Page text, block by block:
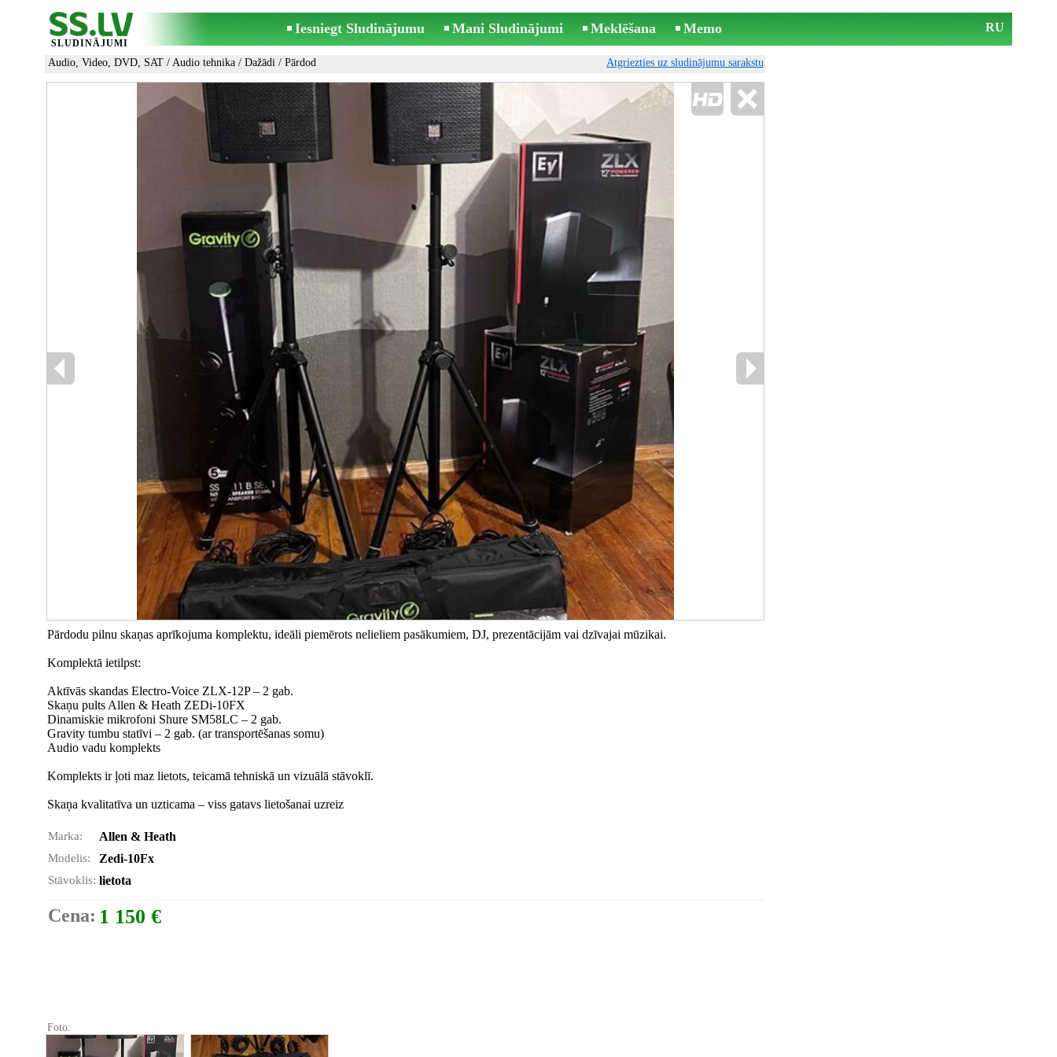
SLUDINĀJUMI
Iesniegt Sludinājumu Mani Sludinājumi Meklēšana Memo RU
Audio, Video, DVD, SAT / Audio tehnika / Dažādi / Pārdod Atgriezties uz sludinājumu sarakstu
Pārdodu pilnu skaņas aprīkojuma komplektu, ideāli piemērots nelieliem pasākumiem, DJ, prezentācijām vai dzīvajai mūzikai.
Komplektā ietilpst:
Aktīvās skandas Electro-Voice ZLX-12P – 2 gab.
Skaņu pults Allen & Heath ZEDi-10FX
Dinamiskie mikrofoni Shure SM58LC – 2 gab.
Gravity tumbu statīvi – 2 gab. (ar transportēšanas somu)
Audio vadu komplekts
Komplekts ir ļoti maz lietots, teicamā tehniskā un vizuālā stāvoklī.
Skaņa kvalitatīva un uzticama – viss gatavs lietošanai uzreiz
Marka: Allen & Heath
Modelis: Zedi-10Fx
Stāvoklis: lietota
Cena: 1 150 €
Foto: